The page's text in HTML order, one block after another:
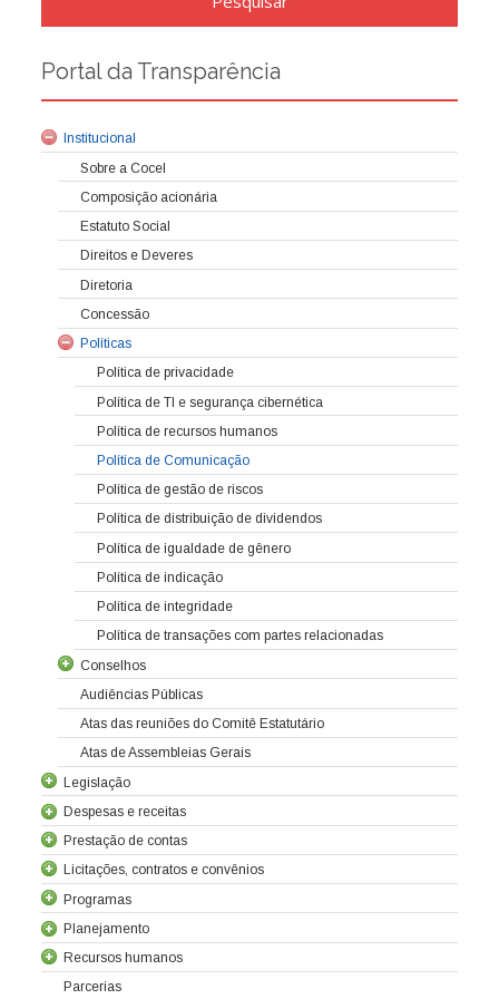
Portal da Transparência
Institucional
Sobre a Cocel
Composição acionária
Estatuto Social
Direitos e Deveres
Diretoria
Concessão
Políticas
Política de privacidade
Política de TI e segurança cibernética
Política de recursos humanos
Política de Comunicação
Política de gestão de riscos
Política de distribuição de dividendos
Política de igualdade de gênero
Política de indicação
Política de integridade
Política de transações com partes relacionadas
Conselhos
Audiências Públicas
Atas das reuniões do Comitê Estatutário
Atas de Assembleias Gerais
Legislação
Despesas e receitas
Prestação de contas
Demonstrações societárias
Licitações, contratos e convênios
Programas
Planejamento
Recursos humanos
Parcerias